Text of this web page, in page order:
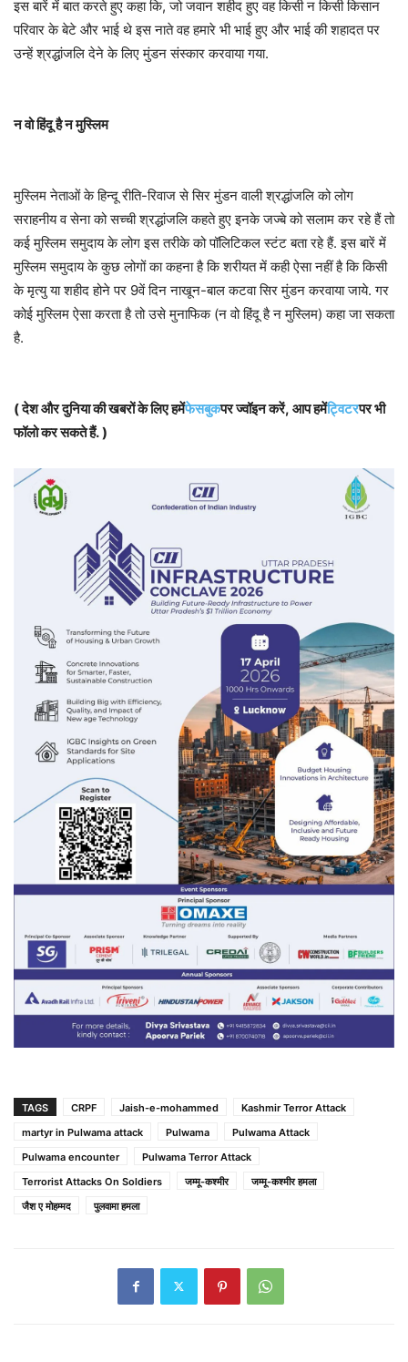
इस बारें में बात करते हुए कहा कि, जो जवान शहीद हुए वह किसी न किसी किसान
परिवार के बेटे और भाई थे इस नाते वह हमारे भी भाई हुए और भाई की शहादत पर
उन्हें श्रद्धांजलि देने के लिए मुंडन संस्कार करवाया गया.
न वो हिंदू है न मुस्लिम
मुस्लिम नेताओं के हिन्दू रीति-रिवाज से सिर मुंडन वाली श्रद्धांजलि को लोग
सराहनीय व सेना को सच्ची श्रद्धांजलि कहते हुए इनके जज्बे को सलाम कर रहे हैं तो
कई मुस्लिम समुदाय के लोग इस तरीके को पॉलिटिकल स्टंट बता रहे हैं. इस बारें में
मुस्लिम समुदाय के कुछ लोगों का कहना है कि शरीयत में कही ऐसा नहीं है कि किसी
के मृत्यु या शहीद होने पर 9वें दिन नाखून-बाल कटवा सिर मुंडन करवाया जाये. गर
कोई मुस्लिम ऐसा करता है तो उसे मुनाफिक (न वो हिंदू है न मुस्लिम) कहा जा सकता
है.
( देश और दुनिया की खबरों के लिए हमेंफेसबुकपर ज्वॉइन करें, आप हमेंट्विटरपर भी
फॉलो कर सकते हैं. )
TAGS CRPF Jaish-e-mohammed
Kashmir Terror Attack
martyr in Pulwama attack
Pulwama
Pulwama Attack
Pulwama encounter
Pulwama Terror Attack
Terrorist Attacks On Soldiers
जम्मू-कश्मीर
जम्मू-कश्मीर हमला
जैश ए मोहम्मद
पुलवामा हमला